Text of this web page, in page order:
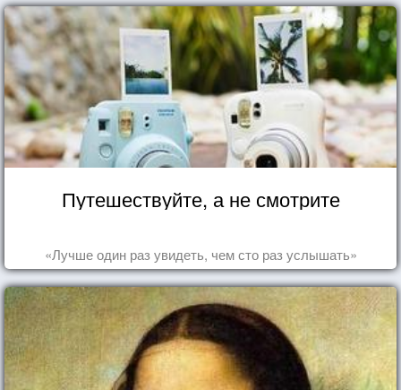
Путешествуйте, а не смотрите
«Лучше один раз увидеть, чем сто раз услышать»